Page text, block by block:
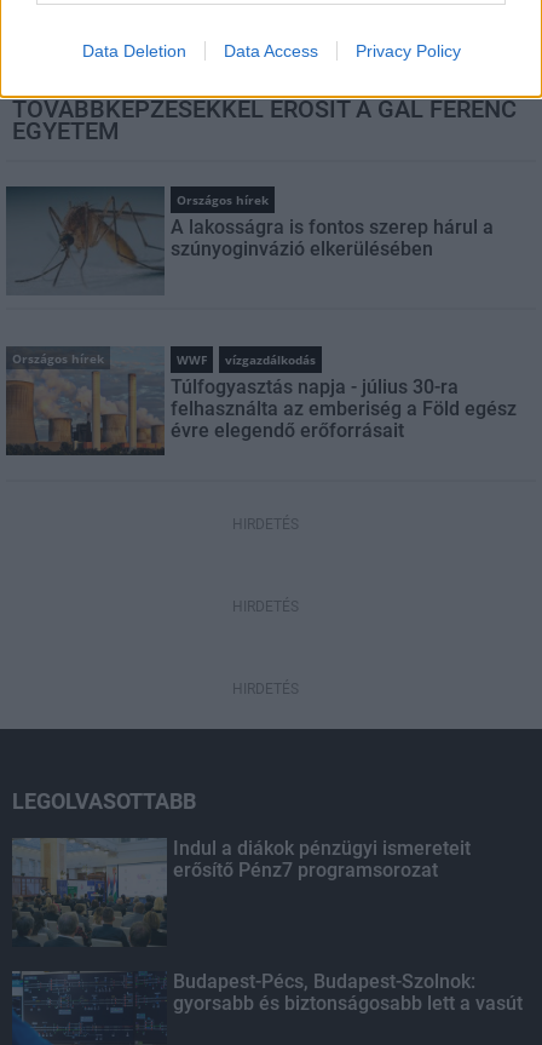
Data Deletion Data Access Privacy Policy
Országos hírek
TOVÁBBKÉPZÉSEKKEL ERŐSÍT A GÁL FERENC
EGYETEM
Országos hírek
A lakosságra is fontos szerep hárul a
szúnyoginvázió elkerülésében
Országos hírek WWF vízgazdálkodás
Túlfogyasztás napja - július 30-ra
felhasználta az emberiség a Föld egész
évre elegendő erőforrásait
HIRDETÉS
HIRDETÉS
HIRDETÉS
LEGOLVASOTTABB
Indul a diákok pénzügyi ismereteit
erősítő Pénz7 programsorozat
Budapest-Pécs, Budapest-Szolnok:
gyorsabb és biztonságosabb lett a vasút